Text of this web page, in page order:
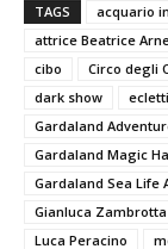
TAGS acquario
attrice Beatrice
cibo
Circo degli
dark show
Gardaland
Gardaland Magic
Gardaland Sea Life
Gianluca Zambrotta
Luca Peracino